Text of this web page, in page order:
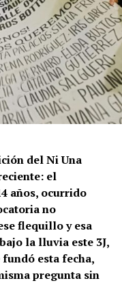
del Ni Una
el
años, ocurrido
no
flequillo y esa
la lluvia este 3J,
esta fecha,
pregunta sin